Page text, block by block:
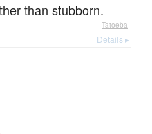
than stubborn.
— Tatoeba
Details ▸